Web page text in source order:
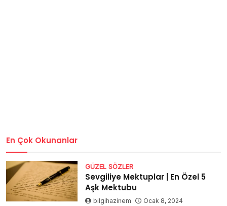
En Çok Okunanlar
GÜZEL SÖZLER
Sevgiliye Mektuplar | En Özel 5
Aşk Mektubu
bilgihazinem Ocak 8, 2024